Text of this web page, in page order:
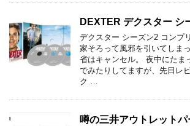
DEXTER デクスター シ
デクスター シーズン2 コンプ
家そろって風邪を引いてしま
省はキャンセル。 夜中にたま
でみたりしてますが、先日レ
ク …
噂の三井アウトレット